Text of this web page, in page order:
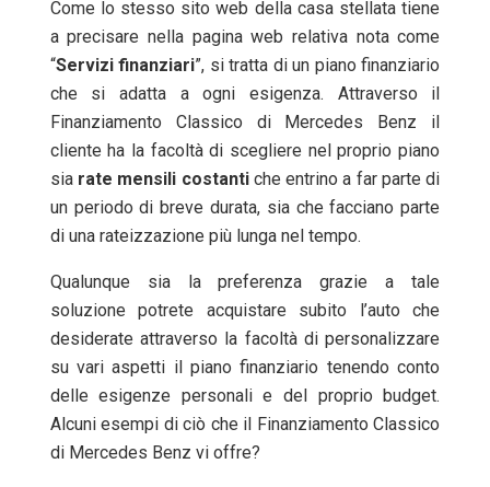
Come lo stesso sito web della casa stellata tiene
a precisare nella pagina web relativa nota come
“Servizi finanziari”, si tratta di un piano finanziario
che si adatta a ogni esigenza. Attraverso il
Finanziamento Classico di Mercedes Benz il
cliente ha la facoltà di scegliere nel proprio piano
sia rate mensili costantiche entrino a far parte di
un periodo di breve durata, sia che facciano parte
di una rateizzazione più lunga nel tempo.
Qualunque sia la preferenza grazie a tale
soluzione potrete acquistare subito l’auto che
desiderate attraverso la facoltà di personalizzare
su vari aspetti il piano finanziario tenendo conto
delle esigenze personali e del proprio budget.
Alcuni esempi di ciò che il Finanziamento Classico
di Mercedes Benz vi offre?